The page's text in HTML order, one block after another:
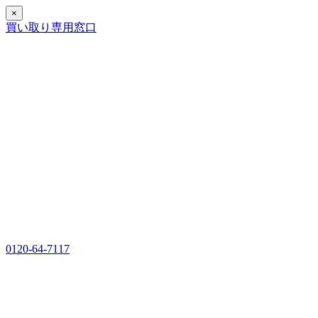
×
買い取り専用窓口
0120-64-7117